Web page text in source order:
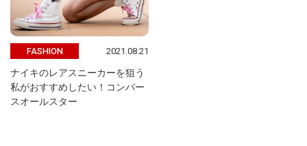
FASHION 2021.08.21
ナイキのレアスニーカーを狙う
私がおすすめしたい！コンバー
スオールスター